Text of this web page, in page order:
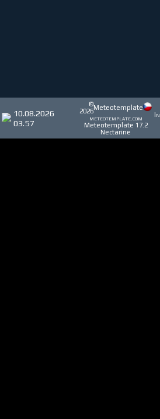
10.08.2026
03.57
©
2026Meteotemplate
meteotemplate.com
Meteotemplate 17.2
Nectarine